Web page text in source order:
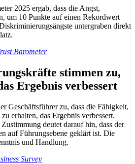
2025 ergab, dass die Angst,
um 10 Punkte auf einen Rekordwert
untergraben direkt
Barometer
stimmen zu,
Ergebnis verbessert
Geschäftsführer zu, dass die Fähigkeit,
erhalten, das Ergebnis verbessert.
deutet darauf hin, dass der
auf Führungsebene geklärt ist. Die
und Handlung.
Survey